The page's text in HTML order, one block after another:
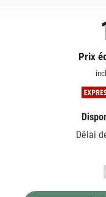
Prix
Délai